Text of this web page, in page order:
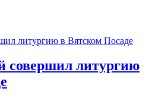
совершил литургию